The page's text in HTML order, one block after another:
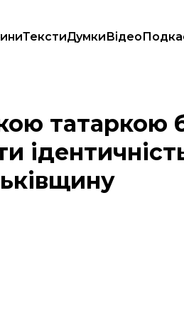
ТекстиДумкиВідео
втратити ідентичність, коли ворог
татаркою